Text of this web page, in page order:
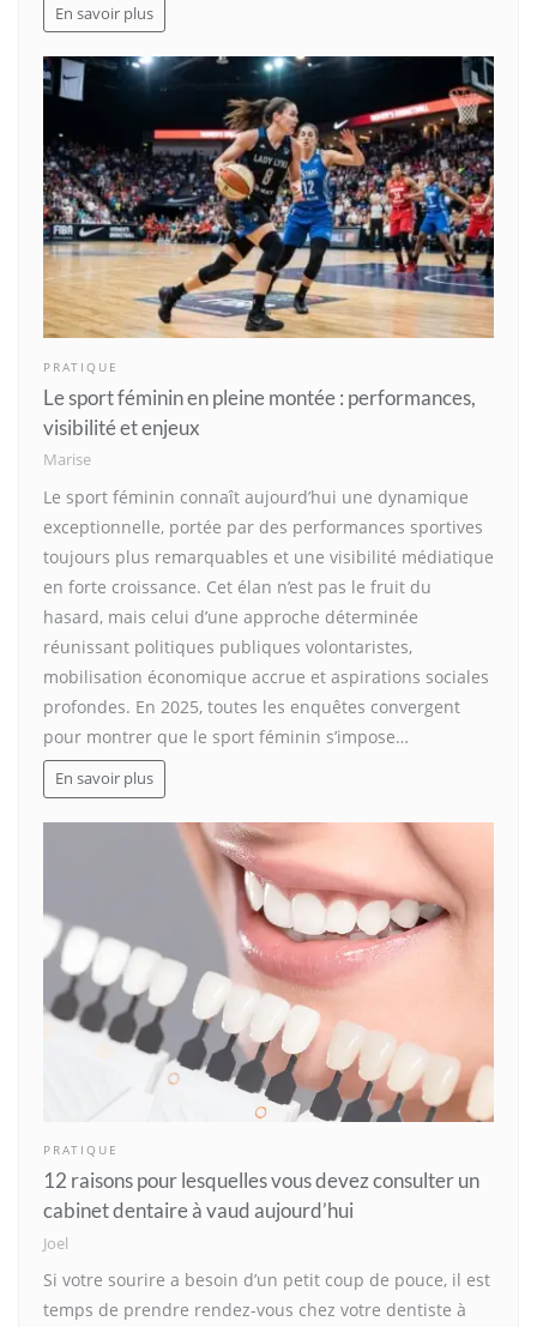
En savoir plus
PRATIQUE
Le sport féminin en pleine montée : performances,
visibilité et enjeux
Marise
Le sport féminin connaît aujourd’hui une dynamique
exceptionnelle, portée par des performances sportives
toujours plus remarquables et une visibilité médiatique
en forte croissance. Cet élan n’est pas le fruit du
hasard, mais celui d’une approche déterminée
réunissant politiques publiques volontaristes,
mobilisation économique accrue et aspirations sociales
profondes. En 2025, toutes les enquêtes convergent
pour montrer que le sport féminin s’impose…
En savoir plus
PRATIQUE
12 raisons pour lesquelles vous devez consulter un
cabinet dentaire à vaud aujourd’hui
Joel
Si votre sourire a besoin d’un petit coup de pouce, il est
temps de prendre rendez-vous chez votre dentiste à